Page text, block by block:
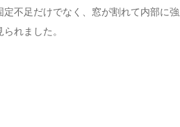
不足だけでなく、窓が割れて内部に
れました。